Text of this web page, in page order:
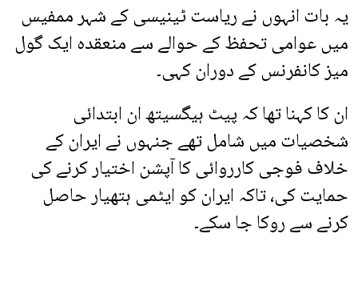
یہ بات انہوں نے ریاست ٹینیسی کے شہر ممفیس
میں عوامی تحفظ کے حوالے سے منعقدہ ایک گول
میز کانفرنس کے دوران کہی۔
ان کا کہنا تھا کہ پیٹ ہیگسیتھ ان ابتدائی
شخصیات میں شامل تھے جنہوں نے ایران کے
خلاف فوجی کارروائی کا آپشن اختیار کرنے کی
حمایت کی، تاکہ ایران کو ایٹمی ہتھیار حاصل
کرنے سے روکا جا سکے۔